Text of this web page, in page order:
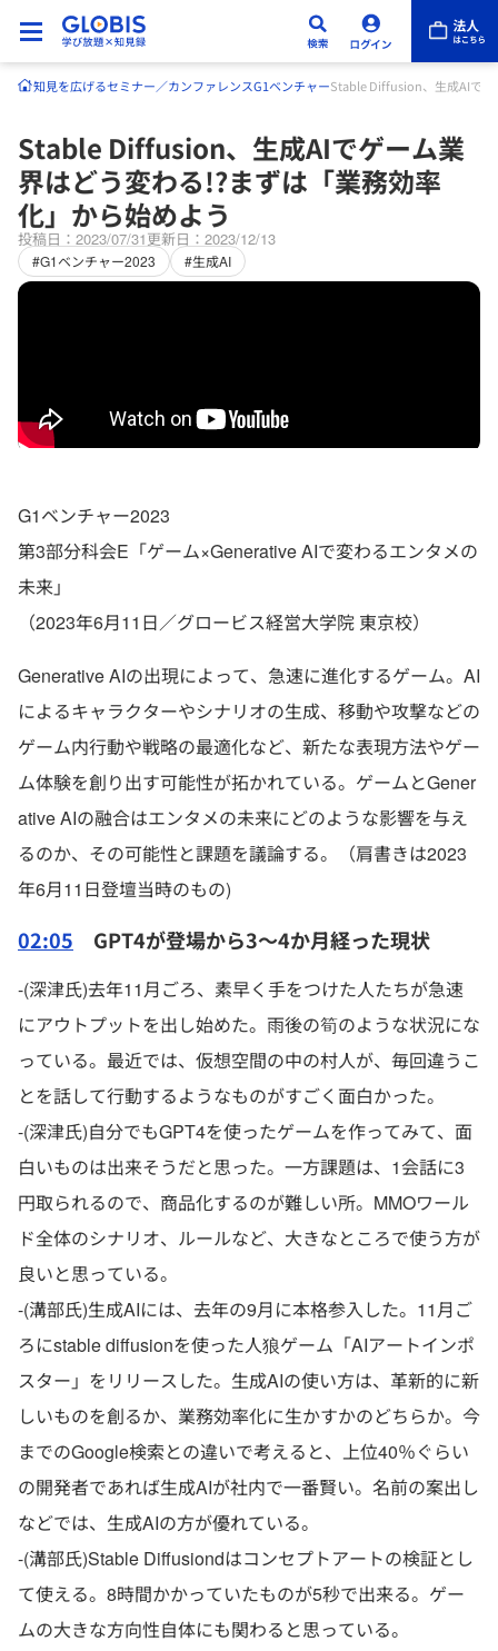
知見を広げるセミナー／カンファレンスG1ベンチャーStable Diffusion、生成AIでゲ
Stable Diffusion、生成AIでゲーム業
界はどう変わる!?まずは「業務効率
化」から始めよう
投稿日：2023/07/31更新日：2023/12/13
#G1ベンチャー2023 #生成AI
G1ベンチャー2023
第3部分科会E「ゲーム×Generative AIで変わるエンタメの
未来」
（2023年6月11日／グロービス経営大学院 東京校）
Generative AIの出現によって、急速に進化するゲーム。AI
によるキャラクターやシナリオの生成、移動や攻撃などの
ゲーム内行動や戦略の最適化など、新たな表現方法やゲー
ム体験を創り出す可能性が拓かれている。ゲームとGener
ative AIの融合はエンタメの未来にどのような影響を与え
るのか、その可能性と課題を議論する。（肩書きは2023
年6月11日登壇当時のもの)
02:05 GPT4が登場から3～4か月経った現状
-(深津氏)去年11月ごろ、素早く手をつけた人たちが急速
にアウトプットを出し始めた。雨後の筍のような状況にな
っている。最近では、仮想空間の中の村人が、毎回違うこ
とを話して行動するようなものがすごく面白かった。
-(深津氏)自分でもGPT4を使ったゲームを作ってみて、面
白いものは出来そうだと思った。一方課題は、1会話に3
円取られるので、商品化するのが難しい所。MMOワール
ド全体のシナリオ、ルールなど、大きなところで使う方が
良いと思っている。
-(溝部氏)生成AIには、去年の9月に本格参入した。11月ご
ろにstable diffusionを使った人狼ゲーム「AIアートインポ
スター」をリリースした。生成AIの使い方は、革新的に新
しいものを創るか、業務効率化に生かすかのどちらか。今
までのGoogle検索との違いで考えると、上位40％ぐらい
の開発者であれば生成AIが社内で一番賢い。名前の案出し
などでは、生成AIの方が優れている。
-(溝部氏)Stable Diffusiondはコンセプトアートの検証とし
て使える。8時間かかっていたものが5秒で出来る。ゲー
ムの大きな方向性自体にも関わると思っている。